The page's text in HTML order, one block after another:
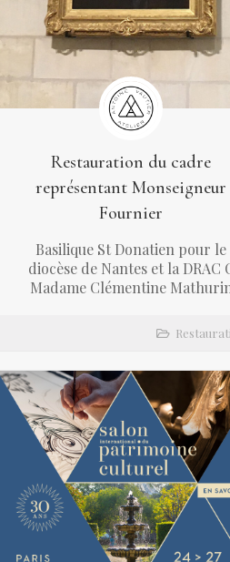
Restauration du cadre
représentant Monseigneur
Fournier
Basilique St Donatien pour le
diocèse de Nantes et la DRAC
Madame Clémentine